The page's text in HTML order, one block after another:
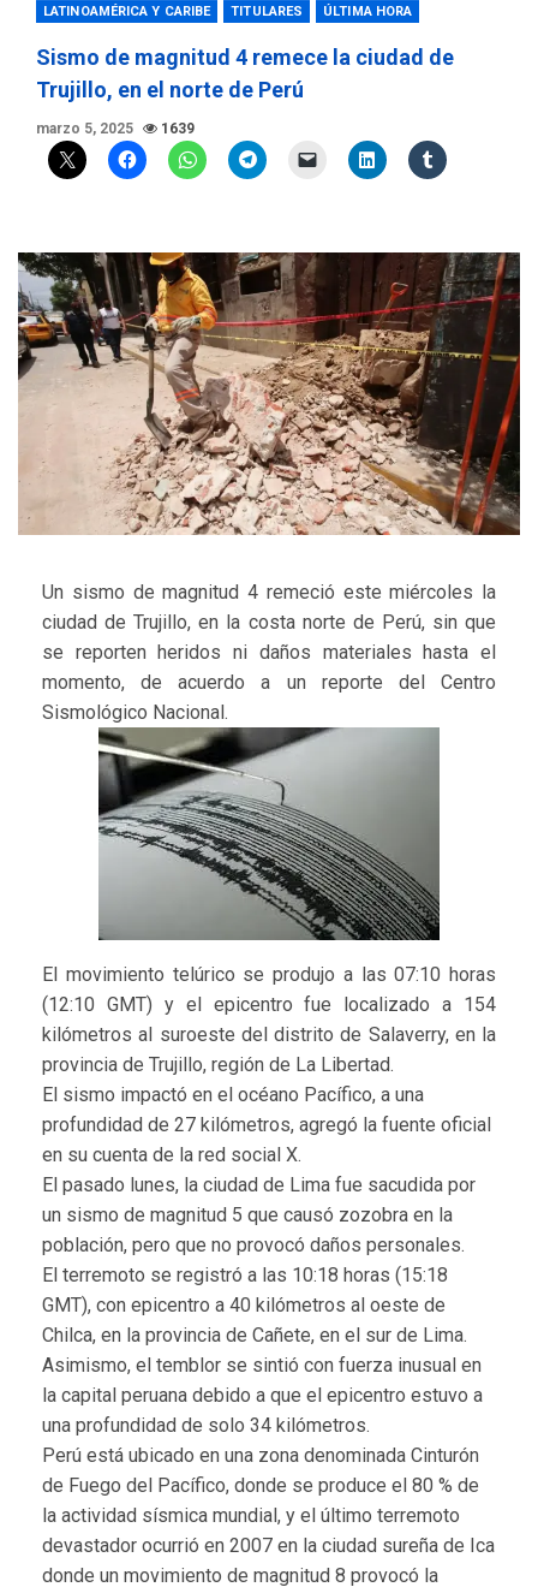
LATINOAMÉRICA Y CARIBE TITULARES ÚLTIMA HORA
Sismo de magnitud 4 remece la ciudad de
Trujillo, en el norte de Perú
marzo 5, 2025 1639
Un sismo de magnitud 4 remeció este miércoles la
ciudad de Trujillo, en la costa norte de Perú, sin que
se reporten heridos ni daños materiales hasta el
momento, de acuerdo a un reporte del Centro
Sismológico Nacional.
El movimiento telúrico se produjo a las 07:10 horas
(12:10 GMT) y el epicentro fue localizado a 154
kilómetros al suroeste del distrito de Salaverry, en la
provincia de Trujillo, región de La Libertad.
El sismo impactó en el océano Pacífico, a una
profundidad de 27 kilómetros, agregó la fuente oficial
en su cuenta de la red social X.
El pasado lunes, la ciudad de Lima fue sacudida por
un sismo de magnitud 5 que causó zozobra en la
población, pero que no provocó daños personales.
El terremoto se registró a las 10:18 horas (15:18
GMT), con epicentro a 40 kilómetros al oeste de
Chilca, en la provincia de Cañete, en el sur de Lima.
Asimismo, el temblor se sintió con fuerza inusual en
la capital peruana debido a que el epicentro estuvo a
una profundidad de solo 34 kilómetros.
Perú está ubicado en una zona denominada Cinturón
de Fuego del Pacífico, donde se produce el 80 % de
la actividad sísmica mundial, y el último terremoto
devastador ocurrió en 2007 en la ciudad sureña de Ica
donde un movimiento de magnitud 8 provocó la